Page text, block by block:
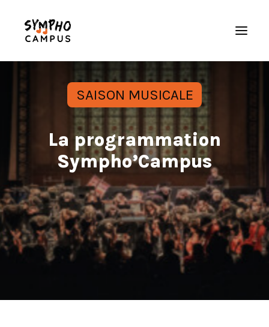
L’orchestre
Saison musicale
Actualités
Nous soutenir
Espace musicien
SAISON MUSICALE
La programmation
Sympho’Campus